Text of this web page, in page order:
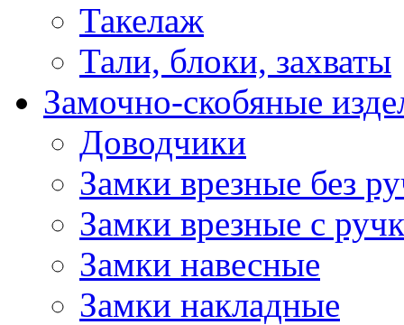
Такелаж
Тали, блоки, захваты
Замочно-скобяные
Доводчики
Замки врезные без
Замки врезные с
Замки навесные
Замки накладные